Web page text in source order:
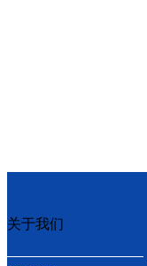
关于我们